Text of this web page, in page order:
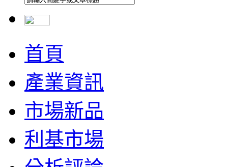
首頁
產業資訊
市場新品
利基市場